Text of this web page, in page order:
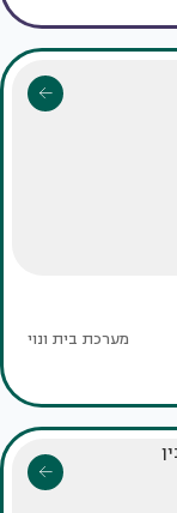
מערכת בית ונוי